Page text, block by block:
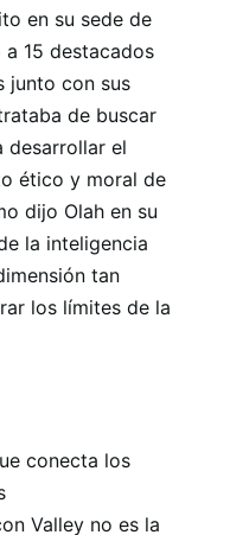
en su sede de
a 15 destacados
junto con sus
de buscar
desarrollar el
ético y moral de
dijo Olah en su
la inteligencia
tan
los límites de la
conecta los
Valley no es la